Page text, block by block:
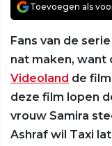
Toevoegen als
Fans van de
nat maken, want
Videoland de film
deze film lopen
vrouw Samira
Ashraf wil Taxi